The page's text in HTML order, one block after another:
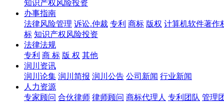
知识产权风险投资
办事指南
法律风险管理 诉讼.仲裁 专利 商标 版权 计算机软件著作
标 知识产权风险投资
法律法规
专利 商 标 版 权 其他
润川资讯
润川论集 润川简报 润川公告 公司新闻 行业新闻
人力资源
专家顾问 合伙律师 律师顾问 商标代理人 专利团队 管理